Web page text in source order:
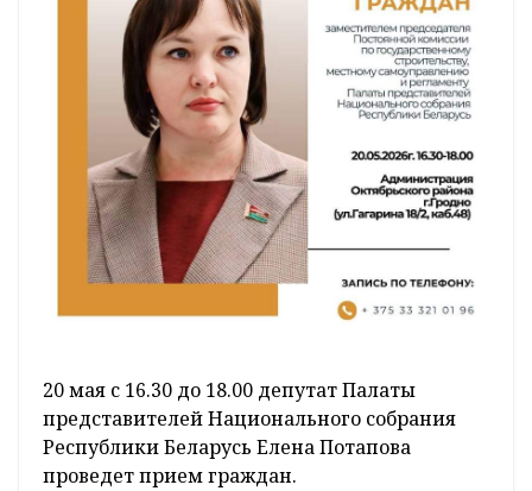
20 мая с 16.30 до 18.00 депутат Палаты
представителей Национального собрания
Республики Беларусь Елена Потапова
проведет прием граждан.